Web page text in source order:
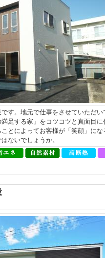
す。地元で仕事をさせていただ
足する家」をコツコツと真面目
とによってお客様が「笑顔」にな
ないでしょうか。